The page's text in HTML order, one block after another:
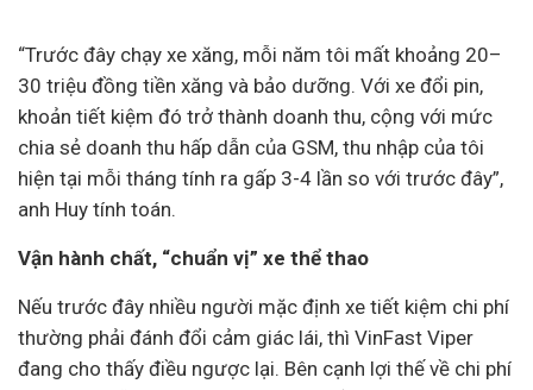
“Trước đây chạy xe xăng, mỗi năm tôi mất khoảng 20–
30 triệu đồng tiền xăng và bảo dưỡng. Với xe đổi pin,
khoản tiết kiệm đó trở thành doanh thu, cộng với mức
chia sẻ doanh thu hấp dẫn của GSM, thu nhập của tôi
hiện tại mỗi tháng tính ra gấp 3-4 lần so với trước đây”,
anh Huy tính toán.
Vận hành chất, “chuẩn vị” xe thể thao
Nếu trước đây nhiều người mặc định xe tiết kiệm chi phí
thường phải đánh đổi cảm giác lái, thì VinFast Viper
đang cho thấy điều ngược lại. Bên cạnh lợi thế về chi phí